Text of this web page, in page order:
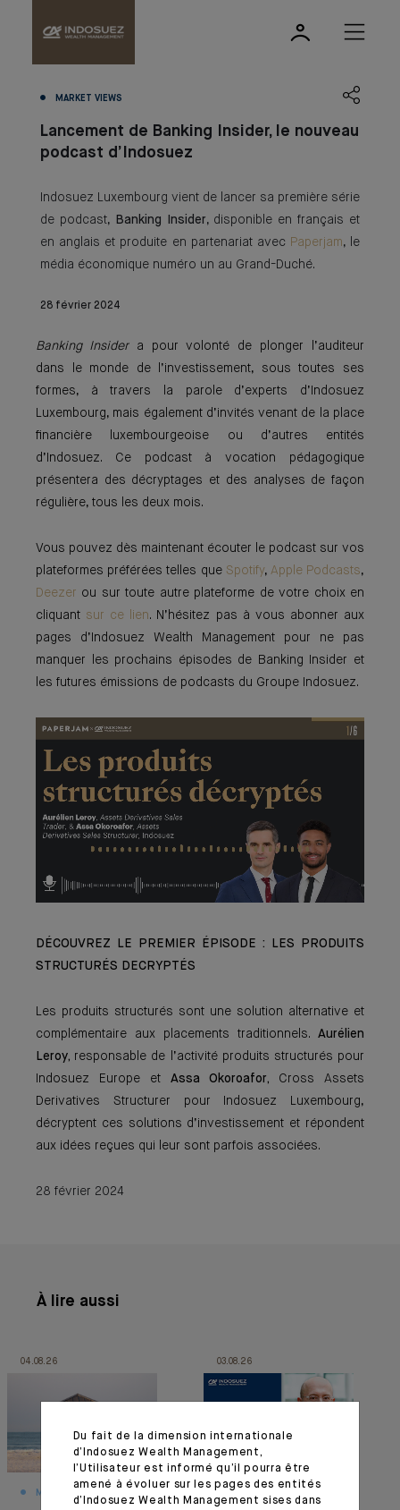
MARKET VIEWS
Lancement de Banking Insider, le nouveau
podcast d’Indosuez
Indosuez Luxembourg vient de lancer sa première série
de podcast,
Banking Insider, disponible en français et
en anglais et produite en partenariat avec Paperjam, le
média économique numéro un au Grand-Duché.
28 février 2024
Banking Insidera pour volonté de plonger l’auditeur
dans le monde de l’investissement, sous toutes ses
formes, à travers la parole d’experts d’Indosuez
Luxembourg, mais également d’invités venant de la place
financière luxembourgeoise ou d’autres entités
d’Indosuez. Ce podcast à vocation pédagogique
présentera des décryptages et des analyses de façon
régulière, tous les deux mois.
Vous pouvez dès maintenant écouter le podcast sur vos
plateformes préférées telles que Spotify, Apple Podcasts,
Deezer ou sur toute autre plateforme de votre choix en
cliquant sur ce lien. N’hésitez pas à vous abonner aux
pages d’Indosuez Wealth Management pour ne pas
manquer les prochains épisodes de Banking Insider et
les futures émissions de podcasts du Groupe Indosuez.
DÉCOUVREZ LE PREMIER ÉPISODE : LES PRODUITS
STRUCTURÉS DECRYPTÉS
Les produits structurés sont une solution alternative et
complémentaire aux placements traditionnels. Aurélien
Leroy, responsable de l’activité produits structurés pour
Indosuez Europe et Assa Okoroafor, Cross Assets
Derivatives Structurer pour Indosuez Luxembourg,
décryptent ces solutions d’investissement et répondent
aux idées reçues qui leur sont parfois associées.
28 février 2024
À lire aussi
04.08.26
MONTHLY HOUSE VIEW
03.08.26
MARKET VIEWS
Du fait de la dimension internationale
d’Indosuez Wealth Management,
l’Utilisateur est informé qu’il pourra être
amené à évoluer sur les pages des entités
d’Indosuez Wealth Management sises dans